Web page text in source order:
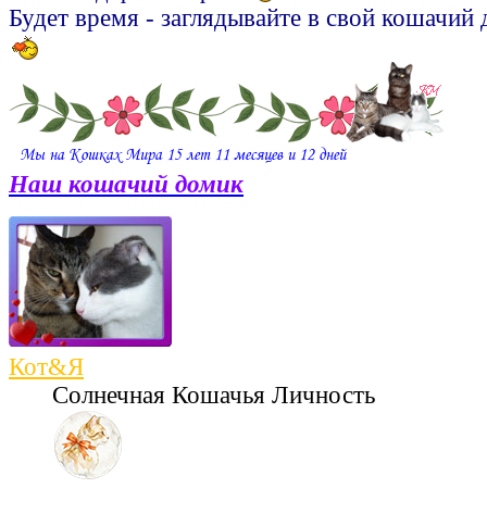
Будет время - заглядывайте в свой
Наш кошачий домик
Кот&Я
Солнечная Кошачья Личность